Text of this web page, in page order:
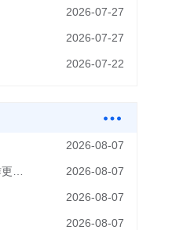
2026-07-27
2026-07-27
2026-07-22
2026-08-07
2026-08-07
2026-08-07
2026-08-07